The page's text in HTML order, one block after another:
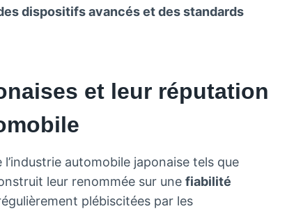
dispositifs avancés et des standards
et leur réputation
automobile japonaise tels que
leur renommée sur une fiabilité
plébiscitées par les